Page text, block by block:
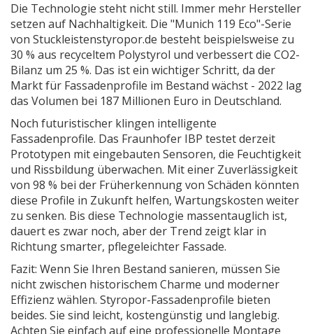
Die Technologie steht nicht still. Immer mehr Hersteller
setzen auf Nachhaltigkeit. Die "Munich 119 Eco"-Serie
von Stuckleistenstyropor.de besteht beispielsweise zu
30 % aus recyceltem Polystyrol und verbessert die CO2-
Bilanz um 25 %. Das ist ein wichtiger Schritt, da der
Markt für Fassadenprofile im Bestand wächst - 2022 lag
das Volumen bei 187 Millionen Euro in Deutschland.
Noch futuristischer klingen intelligente
Fassadenprofile. Das Fraunhofer IBP testet derzeit
Prototypen mit eingebauten Sensoren, die Feuchtigkeit
und Rissbildung überwachen. Mit einer Zuverlässigkeit
von 98 % bei der Früherkennung von Schäden könnten
diese Profile in Zukunft helfen, Wartungskosten weiter
zu senken. Bis diese Technologie massentauglich ist,
dauert es zwar noch, aber der Trend zeigt klar in
Richtung smarter, pflegeleichter Fassade.
Fazit: Wenn Sie Ihren Bestand sanieren, müssen Sie
nicht zwischen historischem Charme und moderner
Effizienz wählen. Styropor-Fassadenprofile bieten
beides. Sie sind leicht, kostengünstig und langlebig.
Achten Sie einfach auf eine professionelle Montage